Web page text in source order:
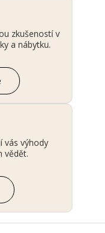
zkušeností v
a nábytku.
vás výhody
vědět.